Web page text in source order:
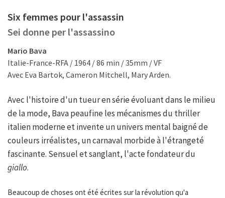
Six femmes pour l'assassin
Sei donne per l'assassino
Mario Bava
Italie-France-RFA / 1964 / 86 min / 35mm / VF
Avec Eva Bartok, Cameron Mitchell, Mary Arden.
Avec l'histoire d'un tueur en série évoluant dans le milieu
de la mode, Bava peaufine les mécanismes du thriller
italien moderne et invente un univers mental baigné de
couleurs irréalistes, un carnaval morbide à l'étrangeté
fascinante. Sensuel et sanglant, l'acte fondateur du
giallo.
Beaucoup de choses ont été écrites sur la révolution qu'a